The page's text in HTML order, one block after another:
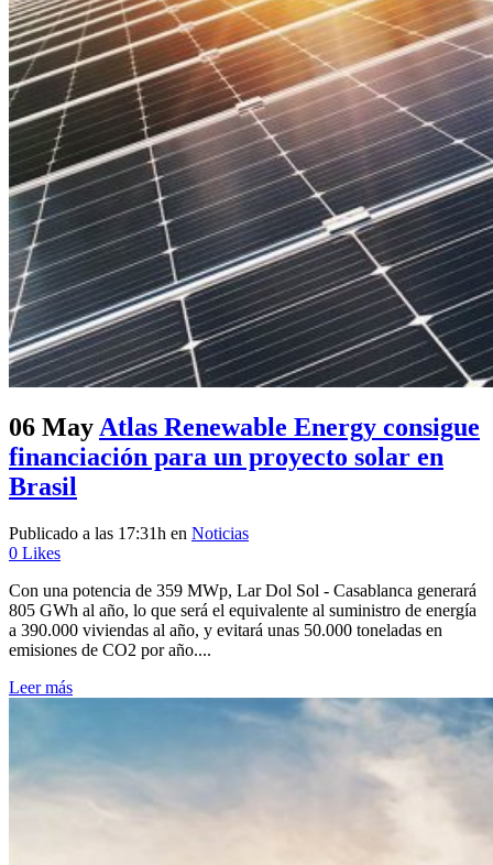
06 MayAtlas Renewable Energy consigue
financiación para un proyecto solar en
Brasil
Publicado a las 17:31h en Noticias
0 Likes
Con una potencia de 359 MWp, Lar Dol Sol - Casablanca generará
805 GWh al año, lo que será el equivalente al suministro de energía
a 390.000 viviendas al año, y evitará unas 50.000 toneladas en
emisiones de CO2 por año....
Leer más